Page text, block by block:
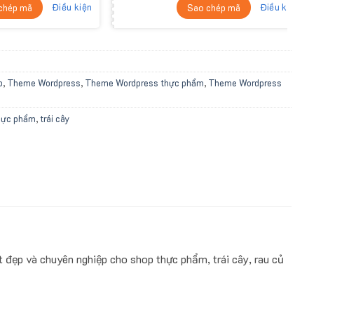
mã
Điều kiện
Sao chép mã
Điều kiện
, Theme Wordpress, Theme Wordpress thực phẩm, Theme Wordpress
phẩm,trái cây
và chuyên nghiệp cho shop thực phẩm, trái cây, rau củ